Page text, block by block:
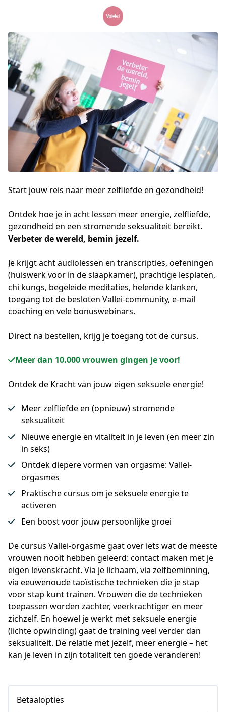
Start jouw reis naar meer zelfliefde en gezondheid!
Ontdek hoe je in acht lessen meer energie, zelfliefde,
Verbeter de wereld, bemin jezelf.
Je krijgt acht audiolessen en transcripties, oefeningen
(huiswerk voor in de slaapkamer), prachtige lesplaten,
chi kungs, begeleide meditaties, helende klanken,
toegang tot de besloten Vallei-community, e-mail
coaching en vele bonuswebinars.
Direct na bestellen, krijg je toegang tot de cursus.
Meer dan 10.000 vrouwen gingen je voor!
Ontdek de Kracht van jouw eigen seksuele energie!
Meer zelfliefde en (opnieuw) stromende
seksualiteit
Nieuwe energie en vitaliteit in je leven (en meer zin
in seks)
Ontdek diepere vormen van orgasme: Vallei-
orgasmes
Praktische cursus om je seksuele energie te
activeren
Een boost voor jouw persoonlijke groei
De cursus Vallei-orgasme gaat over iets wat de meeste
vrouwen nooit hebben geleerd: contact maken met je
eigen levenskracht. Via je lichaam, via zelfbeminning,
via eeuwenoude taoïstische technieken die je stap
voor stap kunt trainen. Vrouwen die de technieken
toepassen worden zachter, veerkrachtiger en meer
zichzelf. En hoewel je werkt met seksuele energie
(lichte opwinding) gaat de training veel verder dan
seksualiteit. De relatie met jezelf, meer energie – het
kan je leven in zijn totaliteit ten goede veranderen!
Betaalopties